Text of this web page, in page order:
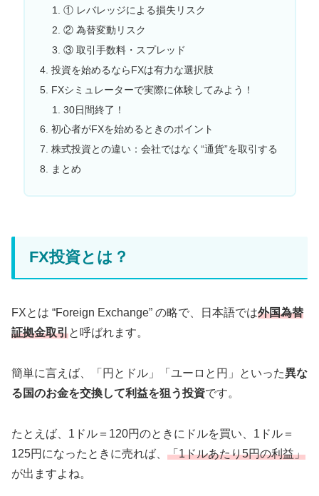
① レバレッジによる損失リスク
② 為替変動リスク
③ 取引手数料・スプレッド
投資を始めるならFXは有力な選択肢
FXシミュレーターで実際に体験してみよう！
30日間終了！
初心者がFXを始めるときのポイント
株式投資との違い：会社ではなく“通貨”を取引する
まとめ
FX投資とは？
FXとは “Foreign Exchange” の略で、日本語では外国為替
証拠金取引と呼ばれます。
簡単に言えば、「円とドル」「ユーロと円」といった異な
る国のお金を交換して利益を狙う投資です。
たとえば、1ドル＝120円のときにドルを買い、1ドル＝
125円になったときに売れば、 「1ドルあたり5円の利益」
が出ますよね。